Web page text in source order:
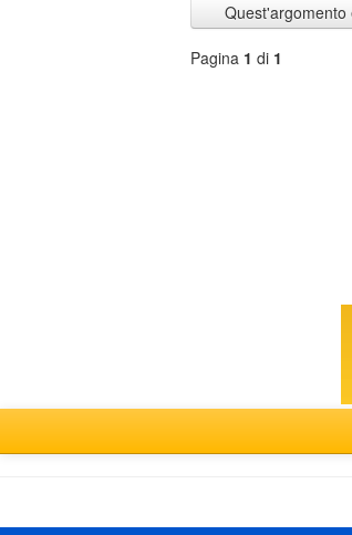
Quest'argomento
Pagina 1 di 1